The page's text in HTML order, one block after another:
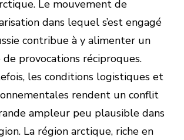
Le mouvement de
dans lequel s’est engagé
contribue à y alimenter un
de provocations réciproques.
les conditions logistiques et
rendent un conflit
ampleur peu plausible dans
La région arctique, riche en